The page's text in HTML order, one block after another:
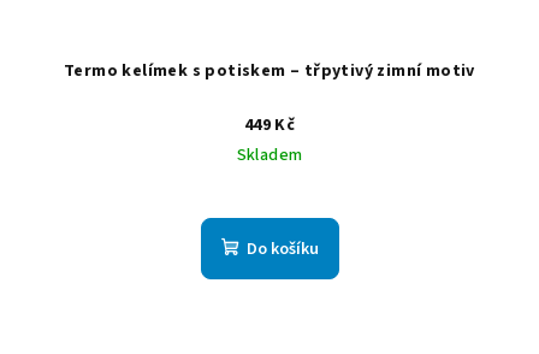
Termo kelímek s potiskem – třpytivý zimní motiv
449 Kč
Skladem
Do košíku